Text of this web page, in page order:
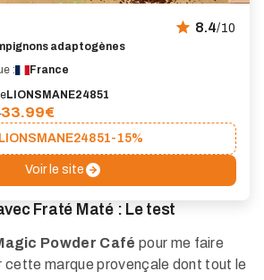
8.4/10
adaptogènes
:
France
LIONSMANE24851
33.99€
LIONSMANE24851-15%
Voir le site
Fraté Maté : Le test
Powder Café pour me faire
cette marque provençale dont tout le